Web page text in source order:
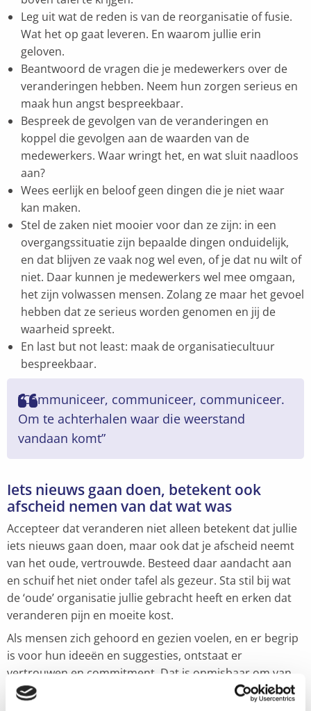
Leg uit wat de reden is van de reorganisatie of fusie.
Wat het op gaat leveren. En waarom jullie erin
geloven.
Beantwoord de vragen die je medewerkers over de
veranderingen hebben. Neem hun zorgen serieus en
maak hun angst bespreekbaar.
Bespreek de gevolgen van de veranderingen en
koppel die gevolgen aan de waarden van de
medewerkers. Waar wringt het, en wat sluit naadloos
aan?
Wees eerlijk en beloof geen dingen die je niet waar
kan maken.
Stel de zaken niet mooier voor dan ze zijn: in een
overgangssituatie zijn bepaalde dingen onduidelijk,
en dat blijven ze vaak nog wel even, of je dat nu wilt of
niet. Daar kunnen je medewerkers wel mee omgaan,
het zijn volwassen mensen. Zolang ze maar het gevoel
hebben dat ze serieus worden genomen en jij de
waarheid spreekt.
En last but not least: maak de organisatiecultuur
bespreekbaar.
”Communiceer, communiceer, communiceer.
Om te achterhalen waar die weerstand
vandaan komt”
Iets nieuws gaan doen, betekent ook
afscheid nemen van dat wat was
Accepteer dat veranderen niet alleen betekent dat jullie
iets nieuws gaan doen, maar ook dat je afscheid neemt
van het oude, vertrouwde. Besteed daar aandacht aan
en schuif het niet onder tafel als gezeur. Sta stil bij wat
de ‘oude’ organisatie jullie gebracht heeft en erken dat
veranderen pijn en moeite kost.
Als mensen zich gehoord en gezien voelen, en er begrip
is voor hun ideeën en suggesties, ontstaat er
vertrouwen en commitment. Dat is onmisbaar om van
de verandering een succes te maken.